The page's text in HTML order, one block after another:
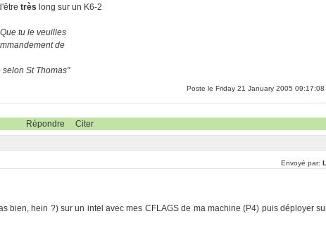
très long sur un K6-2
tu le veuilles
de
St Thomas"
Poste le Friday 21 January 2005 09:17:08
Répondre Citer
Envoyé par:
bien, hein ?) sur un intel avec mes CFLAGS de ma machine (P4) puis déployer